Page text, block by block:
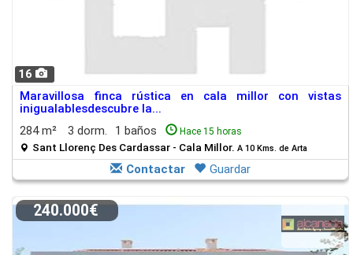
16
Maravillosa finca rústica en cala millor con vistas
inigualablesdescubre la...
284 m²
3 dorm. 1 baños Hace 15 horas
Sant Llorenç Des Cardassar - Cala Millor. A 10 Kms. de Arta
Contactar Guardar
240.000€